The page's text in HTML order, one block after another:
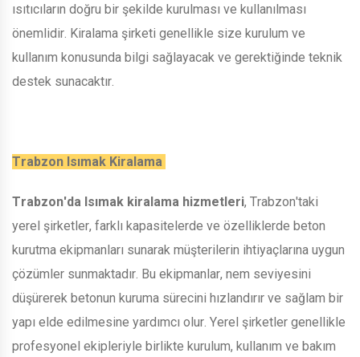
ısıtıcıların doğru bir şekilde kurulması ve kullanılması
önemlidir. Kiralama şirketi genellikle size kurulum ve
kullanım konusunda bilgi sağlayacak ve gerektiğinde teknik
destek sunacaktır.
Trabzon Isımak Kiralama
Trabzon'da Isımak kiralama hizmetleri, Trabzon'taki
yerel şirketler, farklı kapasitelerde ve özelliklerde beton
kurutma ekipmanları sunarak müşterilerin ihtiyaçlarına uygun
çözümler sunmaktadır. Bu ekipmanlar, nem seviyesini
düşürerek betonun kuruma sürecini hızlandırır ve sağlam bir
yapı elde edilmesine yardımcı olur. Yerel şirketler genellikle
profesyonel ekipleriyle birlikte kurulum, kullanım ve bakım